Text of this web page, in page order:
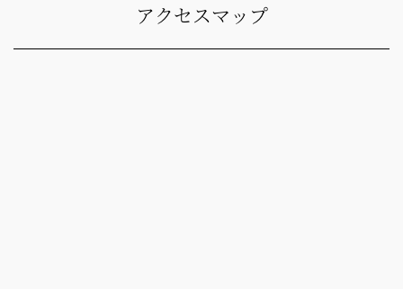
アクセスマップ